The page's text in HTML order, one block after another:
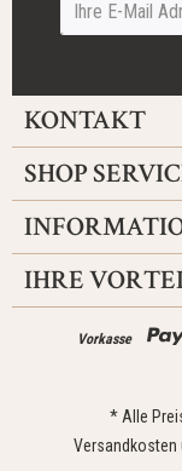
KONTAKT
SHOP
IHRE
Vorkasse
* Alle
Versandkosten